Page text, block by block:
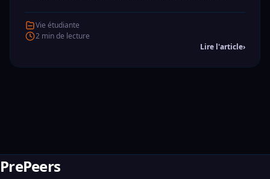
Vie étudiante
2 min de lecture
Lire l'article›
PrePeers